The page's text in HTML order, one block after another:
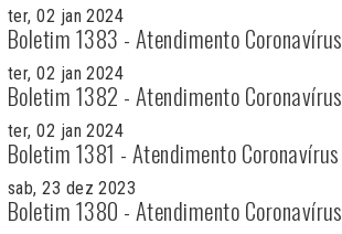
ter, 02 jan 2024
Boletim 1383 - Atendimento Coronavírus
ter, 02 jan 2024
Boletim 1382 - Atendimento Coronavírus
ter, 02 jan 2024
Boletim 1381 - Atendimento Coronavírus
sab, 23 dez 2023
Boletim 1380 - Atendimento Coronavírus